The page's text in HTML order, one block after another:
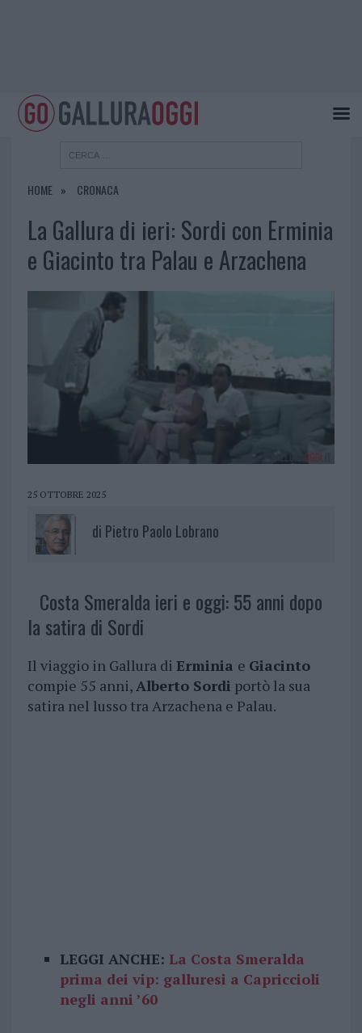
HOME CRONACA
La Gallura di ieri: Sordi con Erminia
e Giacinto tra Palau e Arzachena
25 OTTOBRE 2025
di Pietro Paolo Lobrano
Costa Smeralda ieri e oggi: 55 anni dopo
la satira di Sordi
Il viaggio in Gallura di Erminia e Giacinto
compie 55 anni,Alberto Sordi portò la sua
satira nel lusso tra Arzachena e Palau.
LEGGI ANCHE: La Costa Smeralda
prima dei vip: galluresi a Capriccioli
negli anni ’60